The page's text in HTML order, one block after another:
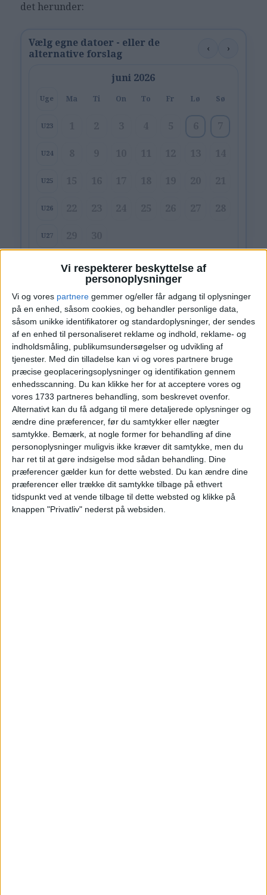
Vi respekterer beskyttelse af
personoplysninger
Vi og vores partnere gemmer og/eller får adgang til oplysninger
på en enhed, såsom cookies, og behandler personlige data,
såsom unikke identifikatorer og standardoplysninger, der sendes
af en enhed til personaliseret reklame og indhold, reklame- og
indholdsmåling, publikumsundersøgelser og udvikling af
tjenester. Med din tilladelse kan vi og vores partnere bruge
præcise geoplaceringsoplysninger og identifikation gennem
enhedsscanning. Du kan klikke her for at acceptere vores og
vores 1733 partneres behandling, som beskrevet ovenfor.
Alternativt kan du få adgang til mere detaljerede oplysninger og
ændre dine præferencer, før du samtykker eller nægter
samtykke. Bemærk, at nogle former for behandling af dine
personoplysninger muligvis ikke kræver dit samtykke, men du
har ret til at gøre indsigelse mod sådan behandling. Dine
præferencer gælder kun for dette websted. Du kan ændre dine
præferencer eller trække dit samtykke tilbage på ethvert
tidspunkt ved at vende tilbage til dette websted og klikke på
knappen "Privatliv" nederst på websiden.
det herunder:
Vælg egne datoer - eller de
alternative forslag
‹ ›
juni 2026
Uge Ma Ti On To Fr Lø Sø
U23
U24
U25
U26
U27
Alternative datoer:
Hotel: 30. - 31. maj
Hotel: 6. - 7. jun.
Hotel: 11. - 12. jul.
Ryd valg Vis hotel
Læs videre efter Annoncen
Annonce
HOTEL